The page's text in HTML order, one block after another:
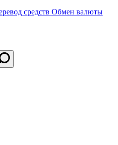
средств Обмен валюты